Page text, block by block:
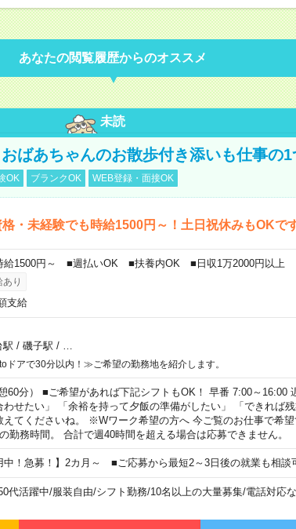
あなたの閲覧履歴からのオススメ
未読
おばあちゃんのお散歩付き添いも仕事の1
OK ブランクOK WEB登録・面接OK
未経験でも時給1500円～！土日祝休みもOKです
給1500円～ ■週払いOK ■扶養内OK ■日収1万2000円以上
り
支給
駅 / 磯子駅 /
ドアで30分以内！≫ご希望の勤務地を紹介します。
60分） ■ご希望があれば下記シフトもOK！ 早番 7:00～16:00
わせたい」 「余裕を持って夕飯の準備がしたい」 「できれば残
えてくださいね。 ※Wワーク希望の方へ 今ご覧のお仕事で希望
勤務時間。 合計で週40時間を超える場合は応募できません。
中！急募！】2カ月～ ■ご応募から最短2～3日後の就業も相談
代活躍中/服装自由/シフト勤務/10名以上の大量募集/電話対応